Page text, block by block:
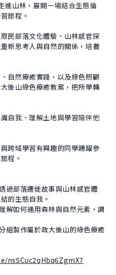
進山林，展開一場結合生態倫
旅程。
民部落文化體驗、山林感官探
新思考人與自然的關係，培養
自然療癒實踐，以及綠色照顧
後山綠色療癒教案，把所學轉
自我、理解土地與學習陪伴他
跨域學習有興趣的同學踴躍參
程。
過部落遷徙故事與山林感官體
的生態自我。
解如何運用森林與自然元素，調
組製作屬於政大後山的綠色療癒
ns5Cuc2qHbq6ZgmX7